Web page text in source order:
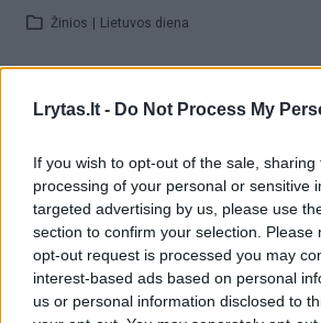
Lrytas.lt - Do Not Process My
If you wish to opt-out of the sale,
processing of your personal or sensitive
targeted advertising by us, please use
section to confirm your selection. Please
opt-out request is processed you may
interest-based ads based on personal
us or personal information disclosed to
Žinios Lietuvos diena
Sostinės gatvėmis važiuokite
judriausių gatvių užfiksuota meška
Žinios | Lietuvos diena
Reginys Vilniuje nustebino ir visko
gyvenamųjų namų užfiksuota
Žinios | Lietuvos diena